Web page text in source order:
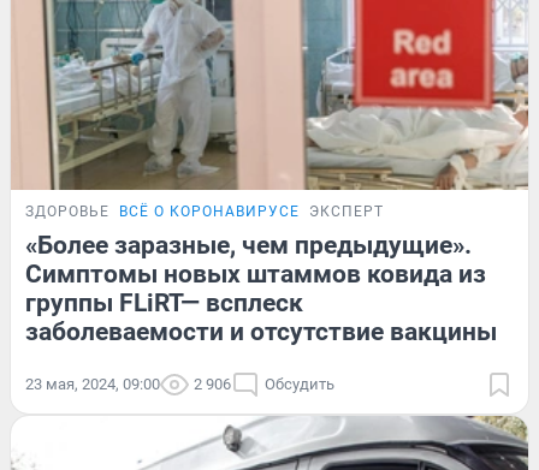
ЗДОРОВЬЕ ВСЁ О КОРОНАВИРУСЕ ЭКСПЕРТ
«Более заразные, чем предыдущие».
Симптомы новых штаммов ковида из
группы FLiRT— всплеск
заболеваемости и отсутствие вакцины
23 мая, 2024, 09:00 2 906 Обсудить